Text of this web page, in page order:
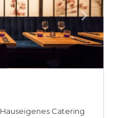
Hauseigenes Catering